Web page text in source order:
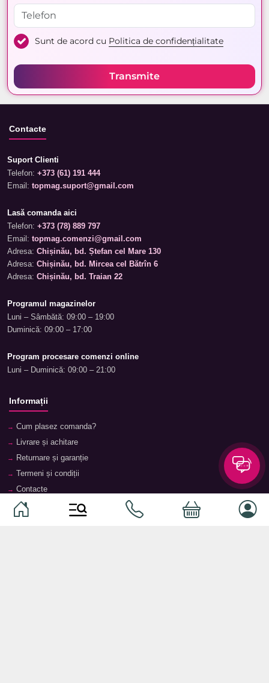
Sunt de acord cu Politica de confidențialitate
Transmite
Contacte
Suport Clienti
Telefon: +373 (61) 191 444
Email: topmag.suport@gmail.com
Lasă comanda aici
Telefon: +373 (78) 889 797
Email: topmag.comenzi@gmail.com
Adresa: Chișinău, bd. Ștefan cel Mare 130
Adresa: Chișinău, bd. Mircea cel Bătrîn 6
Adresa: Chișinău, bd. Traian 22
Programul magazinelor
Luni – Sâmbătă: 09:00 – 19:00
Duminică: 09:00 – 17:00
Program procesare comenzi online
Luni – Duminică: 09:00 – 21:00
Informații
Cum plasez comanda?
Livrare și achitare
Returnare și garanție
Termeni și condiții
Contacte
Magazine